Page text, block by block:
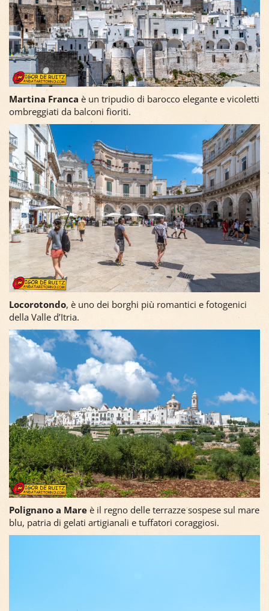
Martina Franca è un tripudio di barocco elegante e vicoletti
ombreggiati da balconi fioriti.
Locorotondo, è uno dei borghi più romantici e fotogenici
della Valle d’Itria.
Polignano a Mare è il regno delle terrazze sospese sul mare
blu, patria di gelati artigianali e tuffatori coraggiosi.